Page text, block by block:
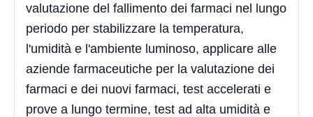
valutazione del fallimento dei farmaci nel lungo
periodo per stabilizzare la temperatura,
l'umidità e l'ambiente luminoso, applicare alle
aziende farmaceutiche per la valutazione dei
farmaci e dei nuovi farmaci, test accelerati e
prove a lungo termine, test ad alta umidità e